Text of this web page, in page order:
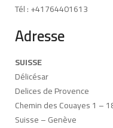
Tél : +41764401613
Adresse
SUISSE
Délicésar
Delices de Provence
Chemin des Couayes 1 –
Suisse – Genève